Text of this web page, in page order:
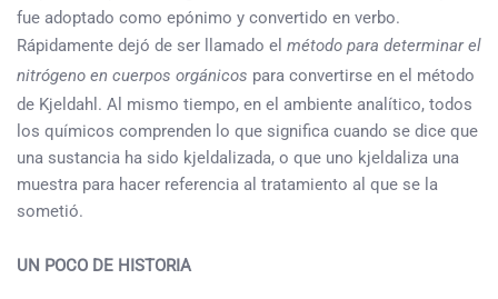
fue adoptado como epónimo y convertido en verbo.
Rápidamente dejó de ser llamado el método para determinar el
nitrógeno en cuerpos orgánicos para convertirse en el método
de Kjeldahl. Al mismo tiempo, en el ambiente analítico, todos
los químicos comprenden lo que significa cuando se dice que
una sustancia ha sido kjeldalizada, o que uno kjeldaliza una
muestra para hacer referencia al tratamiento al que se la
sometió.
UN POCO DE HISTORIA